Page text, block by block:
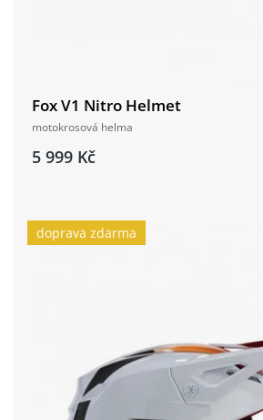
Fox V1 Nitro Helmet
motokrosová helma
5 999 Kč
doprava zdarma